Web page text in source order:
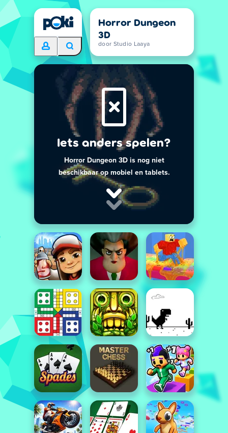
Horror Dungeon
3D
door Studio Laaya
Iets anders spelen?
Horror Dungeon 3D is nog niet
beschikbaar op mobiel en tablets.